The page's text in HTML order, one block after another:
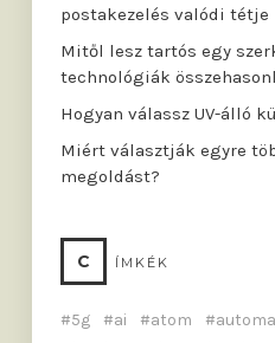
postakezelés valódi tétje
Mitől lesz tartós egy
technológiák
Hogyan válassz UV-álló
Miért választják egyre
megoldást?
C ÍMKÉK
5g ai atom